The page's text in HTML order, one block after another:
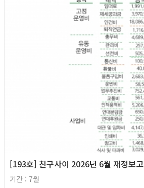
[193호] 친구사이 2026년 6월 재정보고
기간 : 7월